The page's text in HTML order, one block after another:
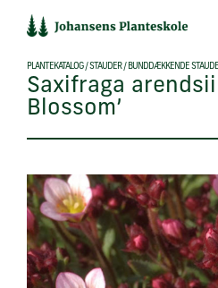
indholdet
PLANTEKATALOG/ STAUDER/ BUNDDÆKKENDE
Saxifraga arendsii
Blossom’